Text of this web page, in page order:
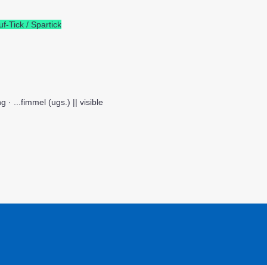
Tick / Spartick
· ...fimmel (ugs.) || visible